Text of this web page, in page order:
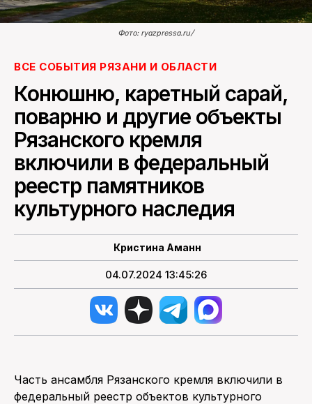
Фото: ryazpressa.ru/
ВСЕ СОБЫТИЯ РЯЗАНИ И ОБЛАСТИ
Конюшню, каретный сарай,
поварню и другие объекты
Рязанского кремля
включили в федеральный
реестр памятников
культурного наследия
Кристина Аманн
04.07.2024 13:45:26
Часть ансамбля Рязанского кремля включили в
федеральный реестр объектов культурного